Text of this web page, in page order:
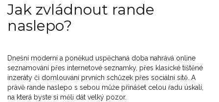
Jak zvládnout rande
naslepo?
Dnešní moderní a poněkud uspěchaná doba nahrává online
seznamování přes internetové seznamky, přes klasické tištěné
inzeráty či domlouvání prvních schůzek přes sociální sítě. A
právě rande naslepo s sebou může přinášet celou řadu úskalí,
na která byste si měli dát velký pozor.